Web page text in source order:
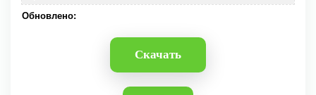
Обновлено:
Скачать